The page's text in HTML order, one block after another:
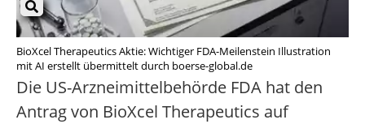
BioXcel Therapeutics Aktie: Wichtiger FDA-Meilenstein Illustration
mit AI erstellt übermittelt durch boerse-global.de
Die US-Arzneimittelbehörde FDA hat den
Antrag von BioXcel Therapeutics auf